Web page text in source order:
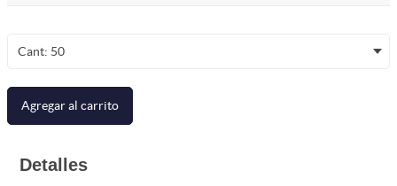
Cant: 50
Agregar al carrito
Detalles